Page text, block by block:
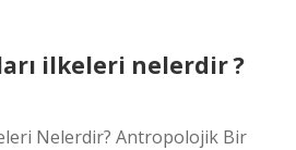
ilkeleri nelerdir ?
Nelerdir? Antropolojik Bir